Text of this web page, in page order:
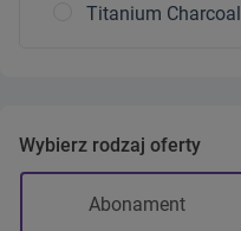
Titanium Charcoal
Wybierz rodzaj oferty
Abonament